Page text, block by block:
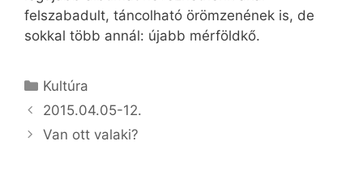
felszabadult, táncolható örömzenének is, de
sokkal több annál: újabb mérföldkő.
Kategória
Kultúra
2015.04.05-12.
Van ott valaki?